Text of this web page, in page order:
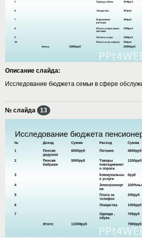
Описание слайда:
Исследование бюджета семьи в сфере
№ слайда 13